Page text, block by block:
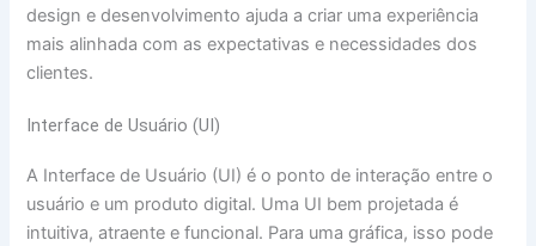
design e desenvolvimento ajuda a criar uma experiência
mais alinhada com as expectativas e necessidades dos
clientes.
Interface de Usuário (UI)
A Interface de Usuário (UI) é o ponto de interação entre o
usuário e um produto digital. Uma UI bem projetada é
intuitiva, atraente e funcional. Para uma gráfica, isso pode